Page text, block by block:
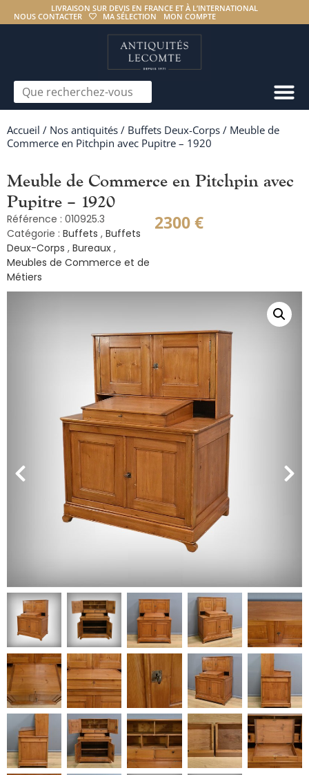
LIVRAISON SUR DEVIS EN FRANCE ET À L’INTERNATIONAL
NOUS CONTACTER
MA SÉLECTION MON COMPTE
Accueil / Nos antiquités / Buffets Deux-Corps / Meuble de
Commerce en Pitchpin avec Pupitre – 1920
Meuble de Commerce en Pitchpin avec
Pupitre – 1920
Référence : 010925.3
Catégorie : Buffets , Buffets
Deux-Corps , Bureaux ,
Meubles de Commerce et de
Métiers
2300€